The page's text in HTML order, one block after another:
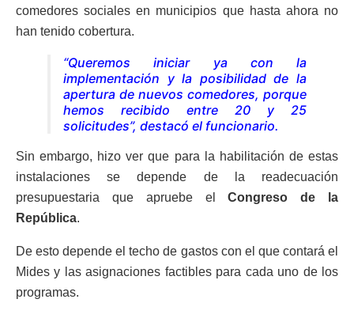
comedores sociales en municipios que hasta ahora no
han tenido cobertura.
“Queremos iniciar ya con la
implementación y la posibilidad de la
apertura de nuevos comedores, porque
hemos recibido entre 20 y 25
solicitudes”, destacó el funcionario.
Sin embargo, hizo ver que para la habilitación de estas
instalaciones se depende de la readecuación
presupuestaria que apruebe elCongreso de la
República.
De esto depende el techo de gastos con el que contará el
Mides y las asignaciones factibles para cada uno de los
programas.